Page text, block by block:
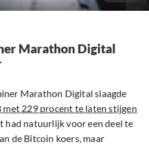
Marathon Digital
Marathon Digital slaagde
met 229 procent te laten stijgen
had natuurlijk voor een deel te
de Bitcoin koers, maar